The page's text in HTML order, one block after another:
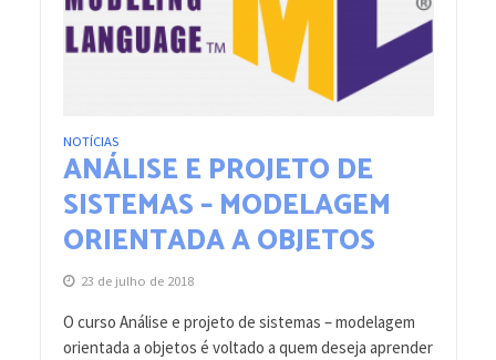
NOTÍCIAS
ANÁLISE E PROJETO DE
SISTEMAS – MODELAGEM
ORIENTADA A OBJETOS
23 de julho de 2018
O curso Análise e projeto de sistemas – modelagem
orientada a objetos é voltado a quem deseja aprender